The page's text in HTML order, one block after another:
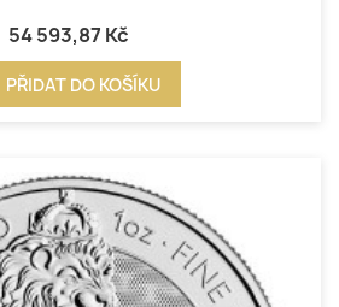
54 593,87 Kč
PŘIDAT DO KOŠÍKU